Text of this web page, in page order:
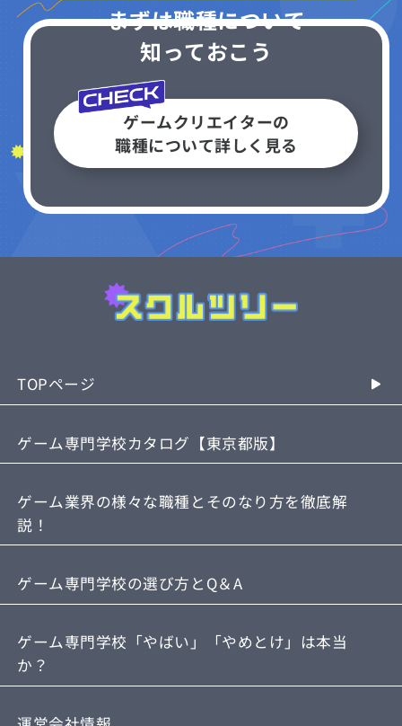
まずは職種について
知っておこう
ゲームクリエイターの
職種について詳しく見る
TOPページ
ゲーム専門学校カタログ【東京都版】
ゲーム業界の様々な職種とそのなり方を徹底解
説！
ゲーム専門学校の選び方とQ＆A
ゲーム専門学校「やばい」「やめとけ」は本当
か？